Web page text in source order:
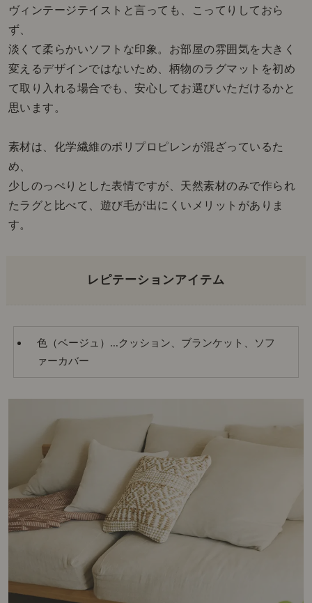
ヴィンテージテイストと言っても、こってりしておら
ず、
淡くて柔らかいソフトな印象。お部屋の雰囲気を大きく
変えるデザインではないため、柄物のラグマットを初め
て取り入れる場合でも、安心してお選びいただけるかと
思います。
素材は、化学繊維のポリプロピレンが混ざっているた
め、
少しのっぺりとした表情ですが、天然素材のみで作られ
たラグと比べて、遊び毛が出にくいメリットがありま
す。
レピテーションアイテム
色（ベージュ）...クッション、ブランケット、ソフ
ァーカバー